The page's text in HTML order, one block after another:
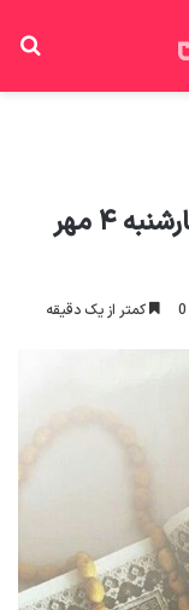
ساعت دقیق اذان ظهر امروز چهارشنبه ۴ مهر
0 کمتر از یک دقیقه